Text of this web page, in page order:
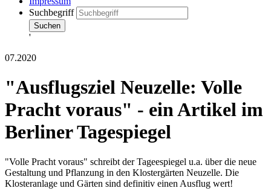
Suchbegriff
Suchen
'
07.2020
"Ausflugsziel Neuzelle: Volle
Pracht voraus" - ein Artikel im
Berliner Tagespiegel
"Volle Pracht voraus" schreibt der Tageespiegel u.a. über die neue
Gestaltung und Pflanzung in den Klostergärten Neuzelle. Die
Klosteranlage und Gärten sind definitiv einen Ausflug wert!